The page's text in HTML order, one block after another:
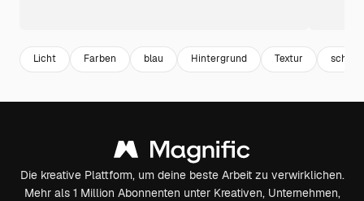
Licht Farben blau Hintergrund Textur
Die kreative Plattform, um deine beste Arbeit zu verwirklichen.
Mehr als 1 Million Abonnenten unter Kreativen, Unternehmen,